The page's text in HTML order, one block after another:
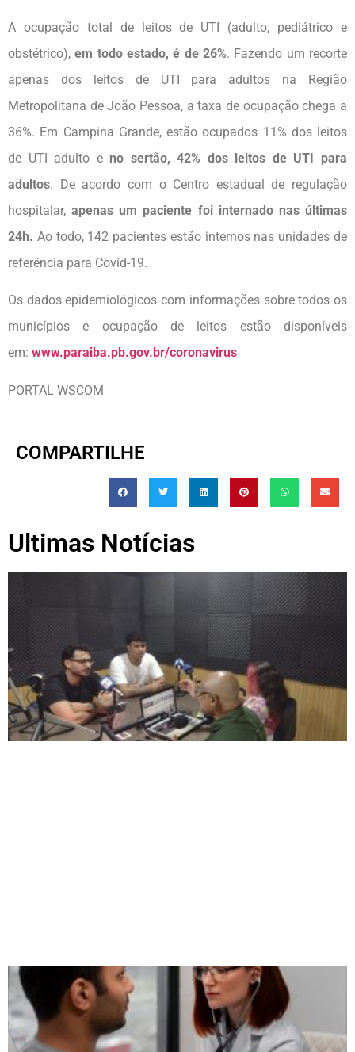
A ocupação total de leitos de UTI (adulto, pediátrico e
obstétrico),em todo estado, é de 26%. Fazendo um recorte
apenas dos leitos de UTI para adultos na Região
Metropolitana de João Pessoa, a taxa de ocupação chega a
36%. Em Campina Grande, estão ocupados 11% dos leitos
de UTI adulto e no sertão, 42% dos leitos de UTI para
adultos. De acordo com o Centro estadual de regulação
hospitalar, apenas um paciente foi internado nas últimas
24h. Ao todo, 142 pacientes estão internos nas unidades de
referência para Covid-19.
Os dados epidemiológicos com informações sobre todos os
municípios e ocupação de leitos estão disponíveis
em: www.paraiba.pb.gov.br/coronavirus
PORTAL WSCOM
COMPARTILHE
Ultimas Notícias